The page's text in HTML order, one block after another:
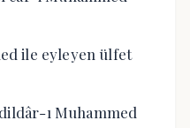
ile eyleyen ülfet
ı Muhammed